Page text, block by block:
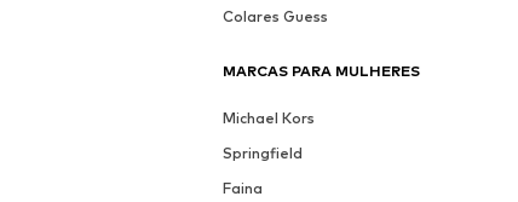
Colares Guess
MARCAS PARA MULHERES
Michael Kors
Springfield
Faina